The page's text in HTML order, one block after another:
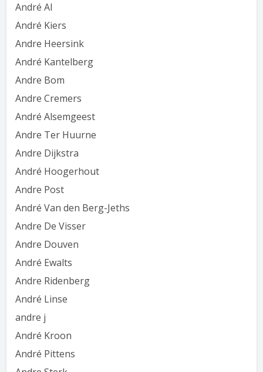
André Al
André Kiers
Andre Heersink
André Kantelberg
Andre Bom
Andre Cremers
André Alsemgeest
Andre Ter Huurne
Andre Dijkstra
André Hoogerhout
Andre Post
André Van den Berg-Jeths
Andre De Visser
Andre Douven
André Ewalts
Andre Ridenberg
André Linse
andre j
André Kroon
André Pittens